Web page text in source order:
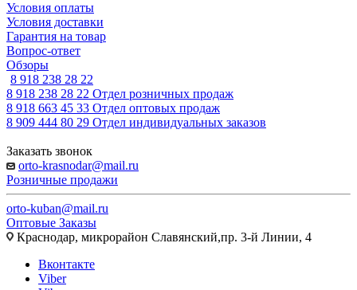
Условия оплаты
Условия доставки
Гарантия на товар
Вопрос-ответ
Обзоры
8 918 238 28 22
8 918 238 28 22 Отдел розничных продаж
8 918 663 45 33 Отдел оптовых продаж
8 909 444 80 29 Отдел индивидуальных заказов
Заказать звонок
orto-krasnodar@mail.ru
Розничные продажи
orto-kuban@mail.ru
Оптовые Заказы
Краснодар, микрорайон Славянский,пр. 3-й Линии, 4
Вконтакте
Viber